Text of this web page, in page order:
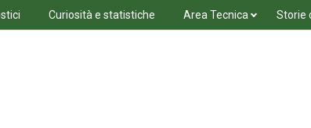
Curiosità e statistiche Area Tecnica Storie